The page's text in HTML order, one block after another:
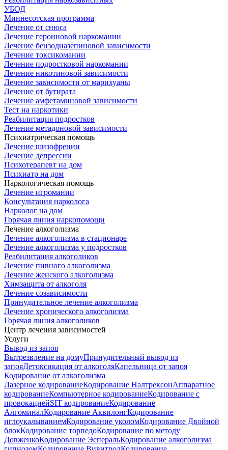
УБОД
Миннесотская программа
Лечение от снюса
Лечение героиновой наркомании
Лечение бензодиазепиновой зависимости
Лечение токсикомании
Лечение подростковой наркомании
Лечение никотиновой зависимости
Лечение зависимости от марихуаны
Лечение от бутирата
Лечение амфетаминовой зависимости
Тест на наркотики
Реабилитация подростков
Лечение метадоновой зависимости
Психиатрическая помощь
Лечение шизофрении
Лечение депрессии
Психотерапевт на дом
Психиатр на дом
Наркологическая помощь
Лечение игромании
Консультация нарколога
Нарколог на дом
Горячая линия наркопомощи
Лечение алкоголизма
Лечение алкоголизма в стационаре
Лечение алкоголизма у подростков
Реабилитация алкоголиков
Лечение пивного алкоголизма
Лечение женского алкоголизма
Химзащита от алкоголя
Лечение созависимости
Принудительное лечение алкоголизма
Лечение хронического алкоголизма
Горячая линия алкоголиков
Центр лечения зависимостей
Услуги
Вывод из запоя
Вытрезвление на домуПринудительный вывод из
запояДетоксикация от алкоголяКапельница от запоя
Кодирование от алкоголизма
Лазерное кодированиеКодирование НалтрексонАппаратное
кодированиеКомпьютерное кодированиеКодирование с
провокациейSIT кодированиеКодирование
АлгоминалКодирование АквилонгКодирование
иглоукалываниемКодирование уколомКодирование Двойной
блокКодирование торпедоКодирование по методу
ДовженкоКодирование ЭсперальКодирование алкоголизма